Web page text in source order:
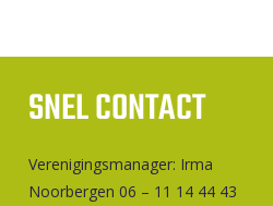
SNEL CONTACT
Ver­e­ni­gings­ma­na­ger: Irma
Noorbergen 06 – 11 14 44 43